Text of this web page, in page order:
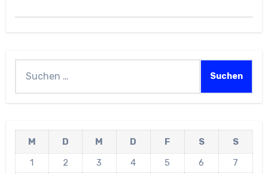
M D M D F S
S
1
2 3 4 5 6
7